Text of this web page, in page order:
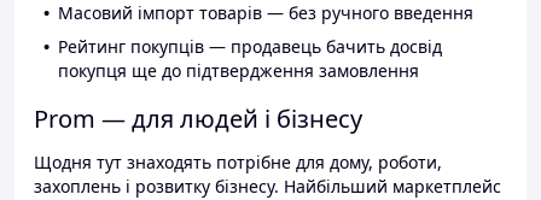
Масовий імпорт товарів — без ручного введення
Рейтинг покупців — продавець бачить досвід
покупця ще до підтвердження замовлення
Prom — для людей і бізнесу
Щодня тут знаходять потрібне для дому, роботи,
захоплень і розвитку бізнесу. Найбільший маркетплейс